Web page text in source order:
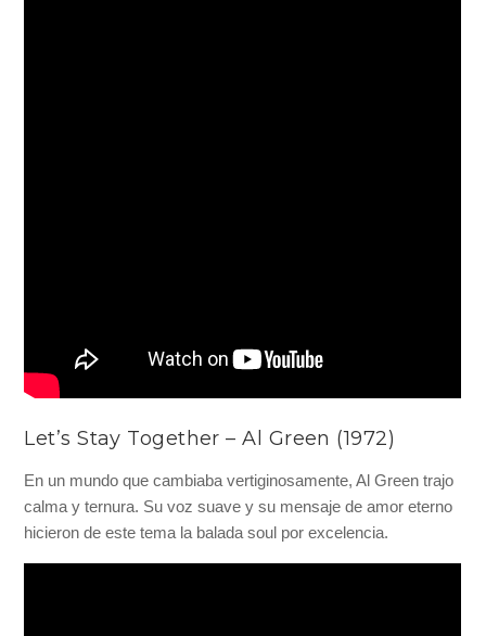
Let’s Stay Together – Al Green (1972)
En un mundo que cambiaba vertiginosamente, Al Green trajo
calma y ternura. Su voz suave y su mensaje de amor eterno
hicieron de este tema la balada soul por excelencia.